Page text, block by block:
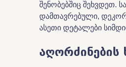
შენობებშიც შეხვდეთ.
დამთავრებული,
ასეთი დეტალები
აღორძინების